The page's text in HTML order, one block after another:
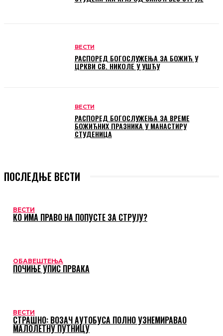
ВЕСТИ
РАСПОРЕД БОГОСЛУЖЕЊА ЗА БОЖИЋ У
ЦРКВИ СВ. НИКОЛЕ У УШЋУ
ВЕСТИ
РАСПОРЕД БОГОСЛУЖЕЊА ЗА ВРЕМЕ
БОЖИЋНИХ ПРАЗНИКА У МАНАСТИРУ
СТУДЕНИЦА
ПОСЛЕДЊЕ ВЕСТИ
ВЕСТИ
КО ИМА ПРАВО НА ПОПУСТЕ ЗА СТРУЈУ?
ОБАВЕШТЕЊА
ПОЧИЊЕ УПИС ПРВАКА
ВЕСТИ
СТРАШНО: ВОЗАЧ АУТОБУСА ПОЛНО УЗНЕМИРАВАО
МАЛОЛЕТНУ ПУТНИЦУ